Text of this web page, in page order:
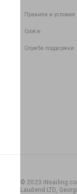
Правила и условия
Cookie
Служба поддержки
© 2023
Laudend LTD,